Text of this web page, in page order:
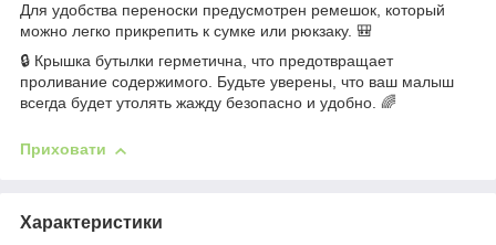
Для удобства переноски предусмотрен ремешок, который
можно легко прикрепить к сумке или рюкзаку. 🎒
🔒 Крышка бутылки герметична, что предотвращает
проливание содержимого. Будьте уверены, что ваш малыш
всегда будет утолять жажду безопасно и удобно. 🌈
Приховати
Характеристики